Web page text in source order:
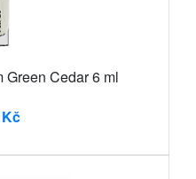
Green Cedar 6 ml